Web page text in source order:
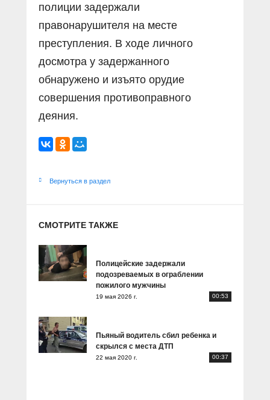
полиции задержали
правонарушителя на месте
преступления. В ходе личного
досмотра у задержанного
обнаружено и изъято орудие
совершения противоправного
деяния.
Вернуться в раздел
СМОТРИТЕ ТАКЖЕ
Полицейские задержали
подозреваемых в ограблении
пожилого мужчины
19 мая 2026 г. 00:53
Пьяный водитель сбил ребенка и
скрылся с места ДТП
22 мая 2020 г. 00:37